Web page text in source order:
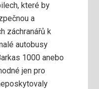
které by
a
záchranářů k
autobusy
1000 anebo
jen pro